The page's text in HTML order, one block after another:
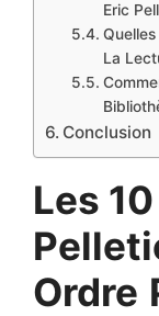
Eric
La
Conclusion
Les
Ordre